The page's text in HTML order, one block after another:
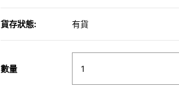
貨存狀態: 有貨
數量